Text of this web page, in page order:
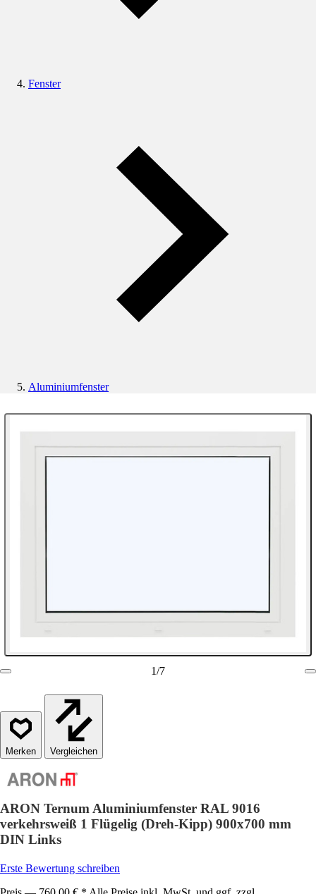
Fenster
Aluminiumfenster
1/7
Vergleichen
ARON Ternum Aluminiumfenster RAL 9016
verkehrsweiß 1 Flügelig (Dreh-Kipp) 900x700 mm
DIN Links
Erste Bewertung schreiben